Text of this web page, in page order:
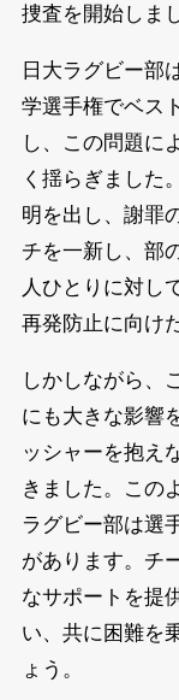
捜査を開始しま
日大ラグビー部
学選手権でベス
し、この問題に
く揺らぎました
明を出し、謝罪
チを一新し、部
人ひとりに対し
再発防止に向け
しかしながら、
にも大きな影響
ッシャーを抱え
きました。この
ラグビー部は選
があります。チ
なサポートを提
い、共に困難を
ょう。